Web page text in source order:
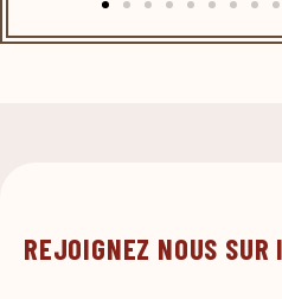
REJOIGNEZ NOUS